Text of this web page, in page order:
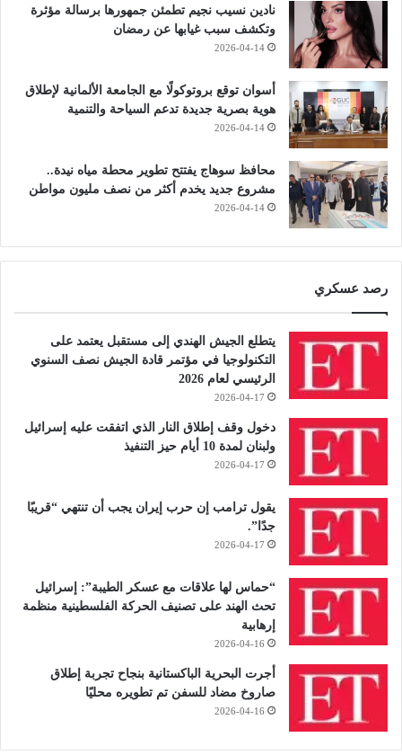
نادين نسيب نجيم تطمئن جمهورها برسالة مؤثرة
وتكشف سبب غيابها عن رمضان
2026-04-14
أسوان توقع بروتوكولًا مع الجامعة الألمانية لإطلاق
هوية بصرية جديدة تدعم السياحة والتنمية
2026-04-14
محافظ سوهاج يفتتح تطوير محطة مياه نيدة..
مشروع جديد يخدم أكثر من نصف مليون مواطن
2026-04-14
رصد عسكري
يتطلع الجيش الهندي إلى مستقبل يعتمد على
التكنولوجيا في مؤتمر قادة الجيش نصف السنوي
الرئيسي لعام 2026
2026-04-17
دخول وقف إطلاق النار الذي اتفقت عليه إسرائيل
ولبنان لمدة 10 أيام حيز التنفيذ
2026-04-17
يقول ترامب إن حرب إيران يجب أن تنتهي “قريبًا
جدًا”.
2026-04-17
“حماس لها علاقات مع عسكر الطيبة”: إسرائيل
تحث الهند على تصنيف الحركة الفلسطينية منظمة
إرهابية
2026-04-16
أجرت البحرية الباكستانية بنجاح تجربة إطلاق
صاروخ مضاد للسفن تم تطويره محليًا
2026-04-16